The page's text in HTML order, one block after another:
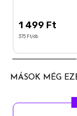
1 499 Ft
375 Ft/db
MÁSOK MÉG